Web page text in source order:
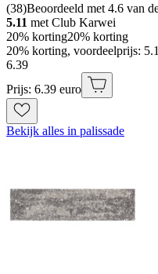
(38)Beoordeeld met 4.6 van
5.11 met Club Karwei
20% korting20% korting
20% korting, voordeelprijs:
6.39
Prijs: 6.39 euro
Bekijk alles in palissade